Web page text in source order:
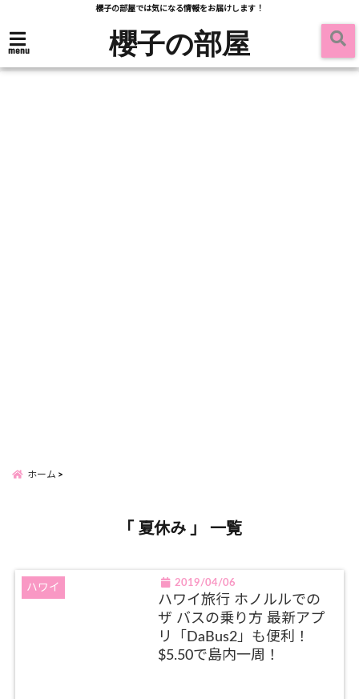
櫻子の部屋では気になる情報をお届けします！
menu 櫻子の部屋
ホーム
「 夏休み 」 一覧
ハワイ 2019/04/06
ハワイ旅行 ホノルルでの
ザ バスの乗り方 最新アプ
リ「DaBus2」も便利！
$5.50で島内一周！